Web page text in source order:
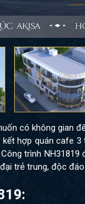
có không gian
hợp quán cafe 3
trình
trẻ trung, độc